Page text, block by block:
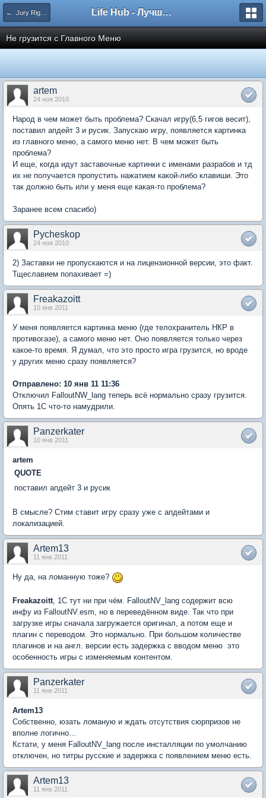
← Jury Rigging Life Hub - Лучшие компьютерные игры мира
Не грузится c Главного Меню
artem
24 ноя 2010
Народ в чем может быть проблема? Скачал игру(6,5 гигов весит),
поставил апдейт 3 и русик. Запускаю игру, появляется картинка
из главного меню, а самого меню нет. В чем может быть
проблема?
И еще, когда идут заставочные картинки с именами разрабов и тд
их не получается пропустить нажатием какой-либо клавиши. Это
так должно быть или у меня еще какая-то проблема?
Заранее всем спасибо)
Pycheskop
24 ноя 2010
2) Заставки не пропускаются и на лицензионной версии, это факт.
Тщеславием попахивает =)
Freakazoitt
10 янв 2011
У меня появляется картинка меню (где телохранитель НКР в
противогазе), а самого меню нет. Оно появляется только через
какое-то время. Я думал, что это просто игра грузится, но вроде
у других меню сразу появляется?
Отправлено: 10 янв 11 11:36
Отключил FalloutNW_lang теперь всё нормально сразу грузится.
Опять 1С что-то намудрили.
Panzerkater
10 янв 2011
artem
QUOTE
поставил апдейт 3 и русик
В смысле? Стим ставит игру сразу уже с апдейтами и
локализацией.
Artem13
11 янв 2011
Ну да, на ломанную тоже?
Freakazoitt , 1С тут ни при чём. FalloutNV_lang содержит всю
инфу из FalloutNV.esm, но в переведённом виде. Так что при
загрузке игры сначала загружается оригинал, а потом еще и
плагин с переводом. Это нормально. При большом количестве
плагинов и на англ. версии есть задержка с вводом меню  это
особенность игры с изменяемым контентом.
Panzerkater
11 янв 2011
Artem13
Собственно, юзать ломаную и ждать отсутствия сюрпризов не
вполне логично...
Кстати, у меня FalloutNV_lang после инсталляции по умолчанию
отключен, но титры русские и задержка с появлением меню есть.
Artem13
11 янв 2011